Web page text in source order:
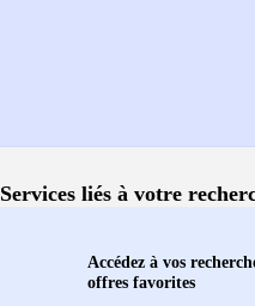
Services liés à votre
Accédez à vos
offres favorites